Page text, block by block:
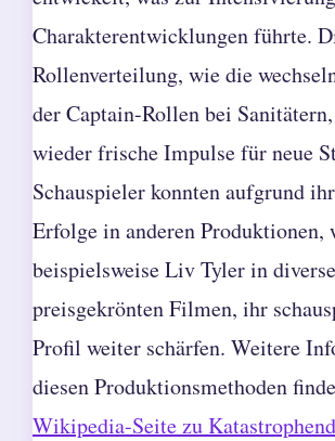
Charakterentwicklungen führte.
Rollenverteilung, wie die
der Captain-Rollen bei
wieder frische Impulse für neue
Schauspieler konnten aufgrund
Erfolge in anderen Produktionen,
beispielsweise Liv Tyler in
preisgekrönten Filmen, ihr
Profil weiter schärfen. Weitere
diesen Produktionsmethoden
Wikipedia-Seite zu